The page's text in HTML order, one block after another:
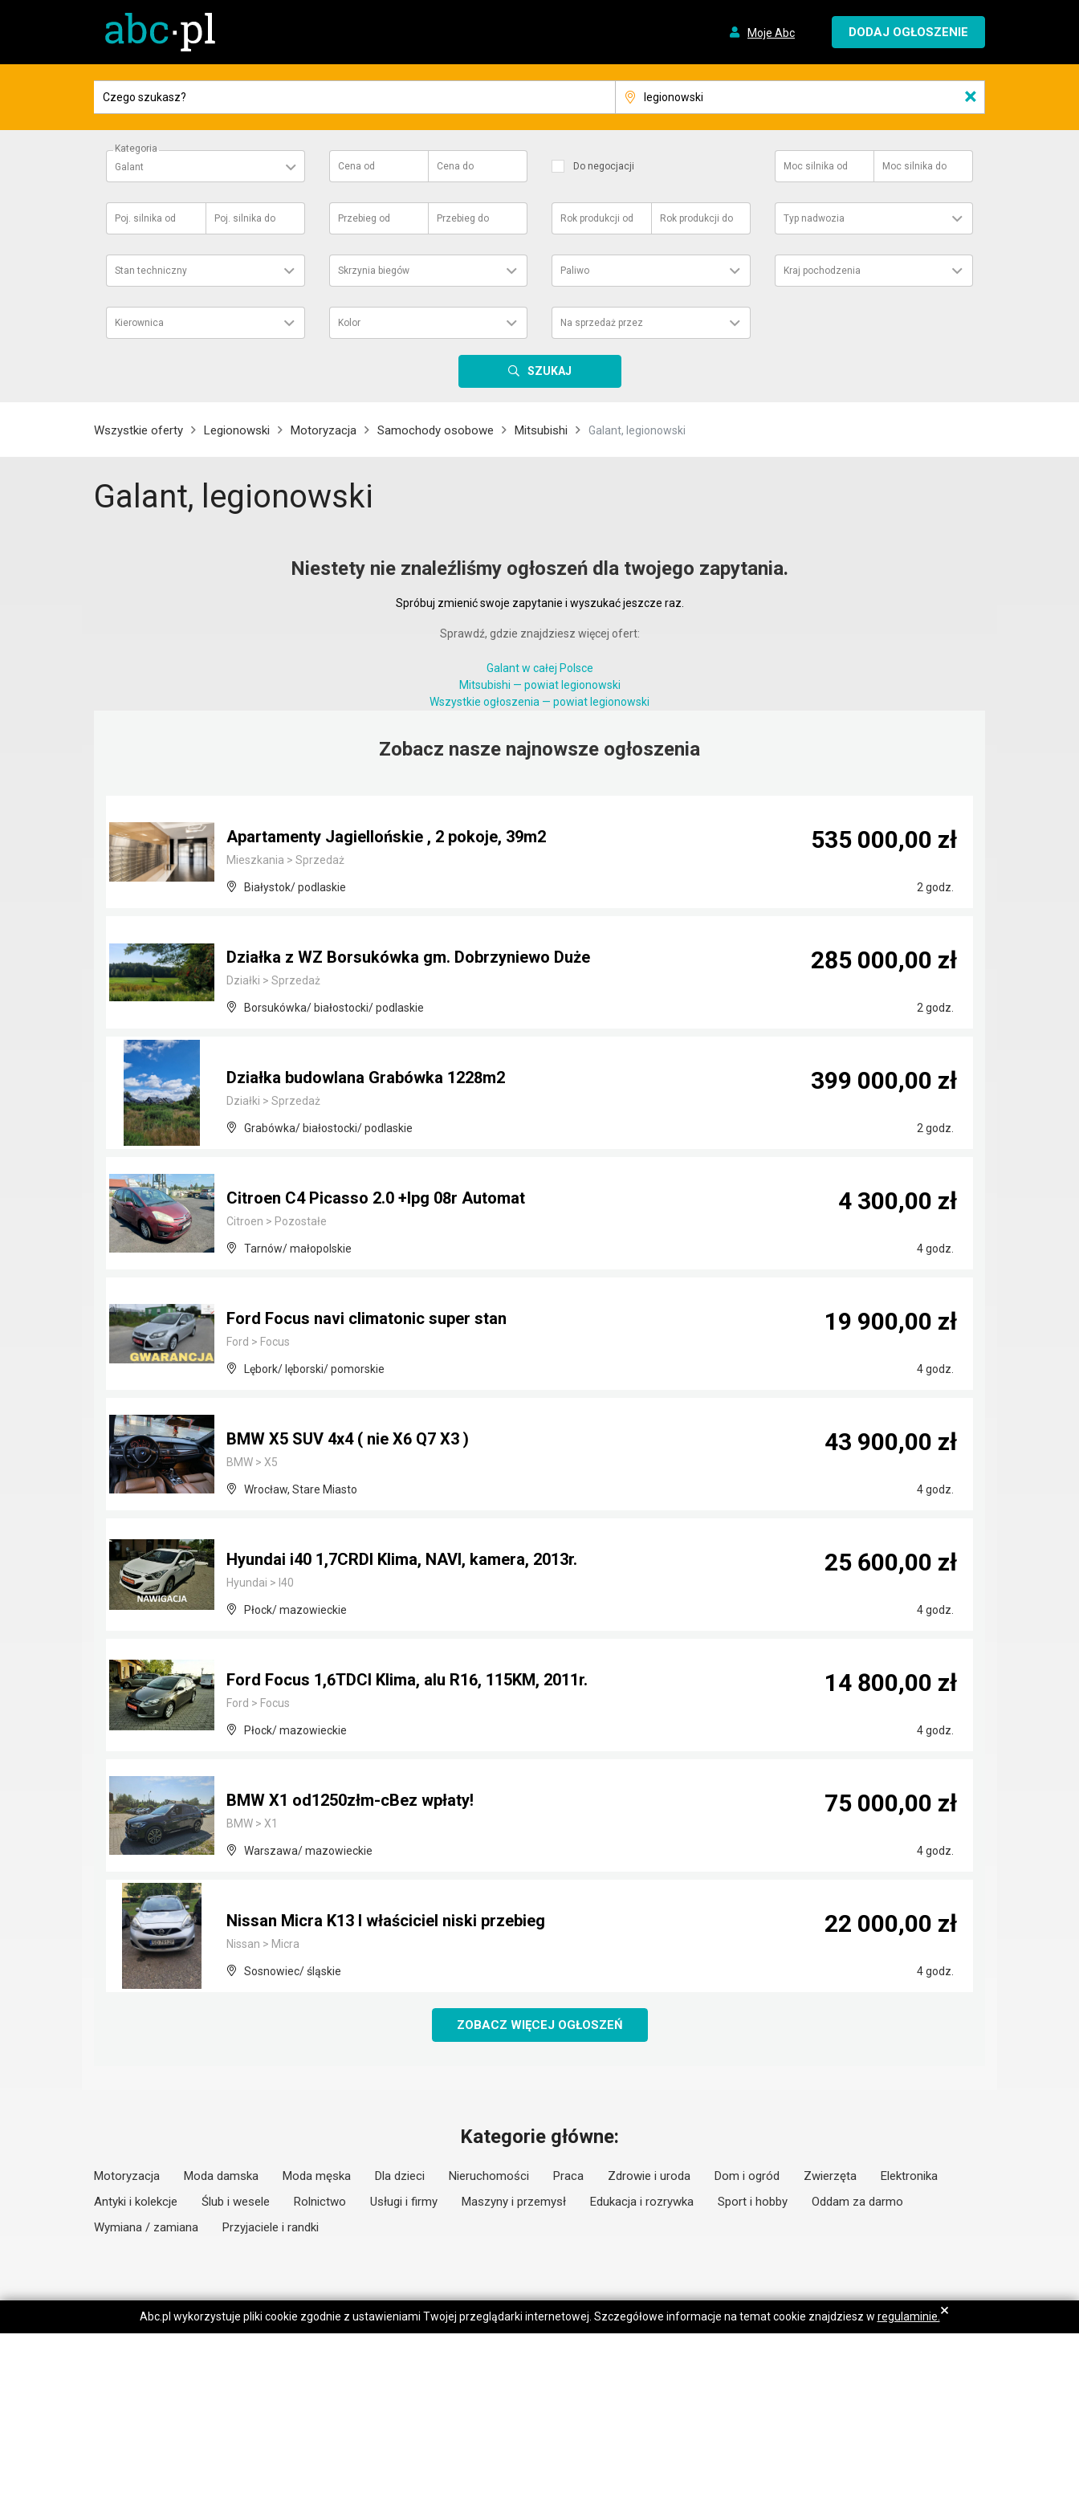
Moje Abc DODAJ OGŁOSZENIE
×
Kategoria
Galant
Cena od Cena do Do negocjacji Moc silnika od Moc silnika do
Poj. silnika od Poj. silnika do Przebieg od Przebieg do Rok produkcji od Rok produkcji do Typ nadwozia
Stan techniczny Skrzynia biegów Paliwo Kraj pochodzenia
Kierownica Kolor Na sprzedaż przez
SZUKAJ
Wszystkie oferty Legionowski Motoryzacja Samochody osobowe Mitsubishi Galant, legionowski
Galant, legionowski
Niestety nie znaleźliśmy ogłoszeń dla twojego zapytania.
Spróbuj zmienić swoje zapytanie i wyszukać jeszcze raz.
Sprawdź, gdzie znajdziesz więcej ofert:
Galant w całej Polsce
Mitsubishi — powiat legionowski
Wszystkie ogłoszenia — powiat legionowski
Zobacz nasze najnowsze ogłoszenia
Apartamenty Jagiellońskie , 2 pokoje, 39m2
Mieszkania > Sprzedaż
Białystok/ podlaskie 2 godz.
535 000,00 zł
Działka z WZ Borsukówka gm. Dobrzyniewo Duże
Działki > Sprzedaż
Borsukówka/ białostocki/ podlaskie 2 godz.
285 000,00 zł
Działka budowlana Grabówka 1228m2
Działki > Sprzedaż
Grabówka/ białostocki/ podlaskie 2 godz.
399 000,00 zł
Citroen C4 Picasso 2.0 +lpg 08r Automat
Citroen > Pozostałe
Tarnów/ małopolskie 4 godz.
4 300,00 zł
Ford Focus navi climatonic super stan
Ford > Focus
Lębork/ lęborski/ pomorskie 4 godz.
19 900,00 zł
BMW X5 SUV 4x4 ( nie X6 Q7 X3 )
BMW > X5
Wrocław, Stare Miasto 4 godz.
43 900,00 zł
Hyundai i40 1,7CRDI Klima, NAVI, kamera, 2013r.
Hyundai > I40
Płock/ mazowieckie 4 godz.
25 600,00 zł
Ford Focus 1,6TDCI Klima, alu R16, 115KM, 2011r.
Ford > Focus
Płock/ mazowieckie 4 godz.
14 800,00 zł
BMW X1 od1250złm-cBez wpłaty!
BMW > X1
Warszawa/ mazowieckie 4 godz.
75 000,00 zł
Nissan Micra K13 I właściciel niski przebieg
Nissan > Micra
Sosnowiec/ śląskie 4 godz.
22 000,00 zł
ZOBACZ WIĘCEJ OGŁOSZEŃ
Kategorie główne:
Motoryzacja Moda damska Moda męska Dla dzieci Nieruchomości Praca Zdrowie i uroda Dom i ogród Zwierzęta
Elektronika
Antyki i kolekcje
Ślub i wesele Rolnictwo Usługi i firmy Maszyny i przemysł Edukacja i rozrywka Sport i hobby
Oddam za darmo
Wymiana / zamiana
Przyjaciele i randki
Abc.pl wykorzystuje pliki cookie zgodnie z ustawieniami Twojej przeglądarki internetowej. Szczegółowe informacje na temat cookie znajdziesz w regulaminie. ×